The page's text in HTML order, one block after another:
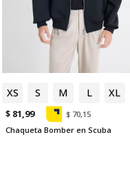
XS S M L XL
$ 81,99
$ 70,15
Chaqueta Bomber en Scuba